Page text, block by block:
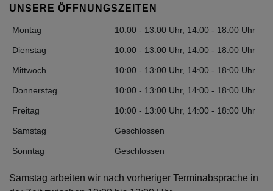
UNSERE ÖFFNUNGSZEITEN
Montag 10:00 - 13:00 Uhr, 14:00 - 18:00 Uhr
Dienstag 10:00 - 13:00 Uhr, 14:00 - 18:00 Uhr
Mittwoch 10:00 - 13:00 Uhr, 14:00 - 18:00 Uhr
Donnerstag 10:00 - 13:00 Uhr, 14:00 - 18:00 Uhr
Freitag 10:00 - 13:00 Uhr, 14:00 - 18:00 Uhr
Samstag Geschlossen
Sonntag Geschlossen
Samstag arbeiten wir nach vorheriger Terminabsprache in